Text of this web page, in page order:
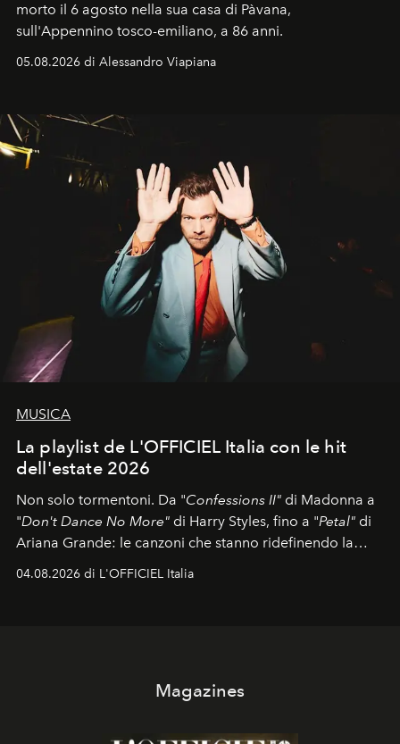
morto il 6 agosto nella sua casa di Pàvana,
sull'Appennino tosco-emiliano, a 86 anni.
05.08.2026 di Alessandro Viapiana
MUSICA
La playlist de L'OFFICIEL Italia con le hit
dell'estate 2026
Non solo tormentoni. Da "Confessions II" di Madonna a
"Don't Dance No More" di Harry Styles, fino a "Petal" di
Ariana Grande: le canzoni che stanno ridefinendo la
colonna sonora della stagione.
04.08.2026 di L'OFFICIEL Italia
Magazines